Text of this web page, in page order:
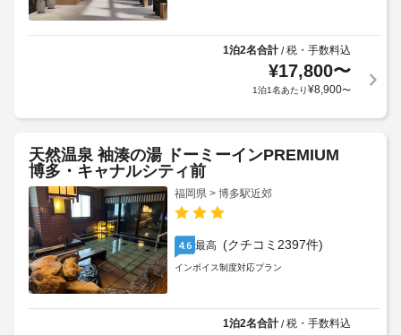
1泊2名合計/税・手数料込
¥17,800〜
1泊1名あたり¥8,900〜
天然温泉 袖湊の湯 ドーミーインPREMIUM
博多・キャナルシティ前
福岡県 > 博多駅近郊
4.6 最高 (クチコミ2397件)
インボイス制度対応プラン
1泊2名合計/税・手数料込